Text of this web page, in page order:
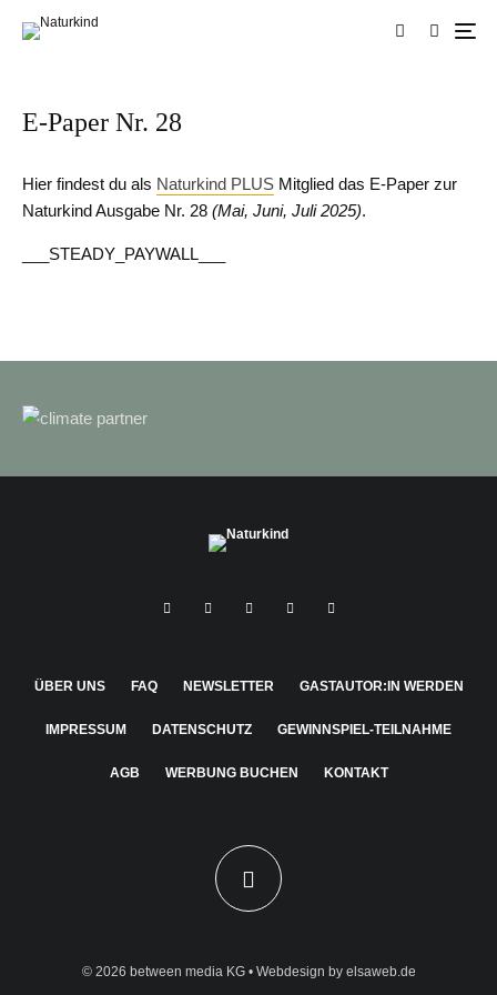
E-Paper Nr. 28
Hier findest du als Naturkind PLUS Mitglied das E-Paper zur
Naturkind Ausgabe Nr. 28 (Mai, Juni, Juli 2025).
___STEADY_PAYWALL___
ÜBER UNS FAQ NEWSLETTER GASTAUTOR:IN WERDEN
IMPRESSUM DATENSCHUTZ GEWINNSPIEL-TEILNAHME
AGB WERBUNG BUCHEN KONTAKT
© 2026 between media KG• Webdesign by elsaweb.de